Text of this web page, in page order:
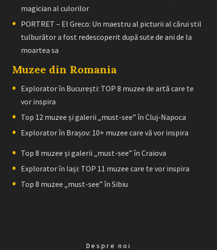
magician al culorilor
PORTRET – El Greco: Un maestru al picturii al cărui stil
tulburător a fost redescoperit după sute de ani de la
moartea sa
Muzee din Romania
Explorator în București: TOP 8 muzee de artă care te
vor inspira
Top 12 muzee și galerii „must-see” în Cluj-Napoca
Explorator în Brașov: 10+ muzee care vă vor inspira
Top 8 muzee și galerii „must-see” în Craiova
Explorator în Iași: TOP 11 muzee care te vor inspira
Top 8 muzee „must-see” în Sibiu
Despre noi